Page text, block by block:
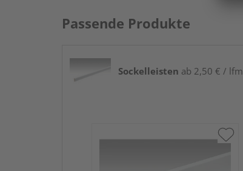
Passende Produkte
Sockelleisten ab 2,50 € / lfm